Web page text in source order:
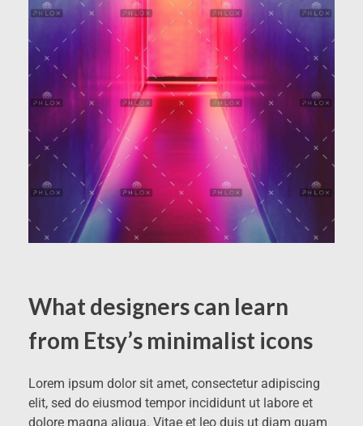
What designers can learn
from Etsy’s minimalist icons
Lorem ipsum dolor sit amet, consectetur adipiscing
elit, sed do eiusmod tempor incididunt ut labore et
dolore magna aliqua. Vitae et leo duis ut diam quam